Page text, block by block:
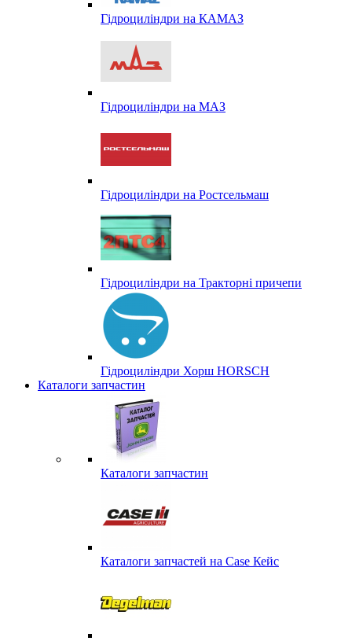
Гідроциліндри на КАМАЗ
Гідроциліндри на МАЗ
Гідроциліндри на Ростсельмаш
Гідроциліндри на Тракторні причепи
Гідроциліндри Хорш HORSCH
Каталоги запчастин
Каталоги запчастин
Каталоги запчастей на Case Кейс